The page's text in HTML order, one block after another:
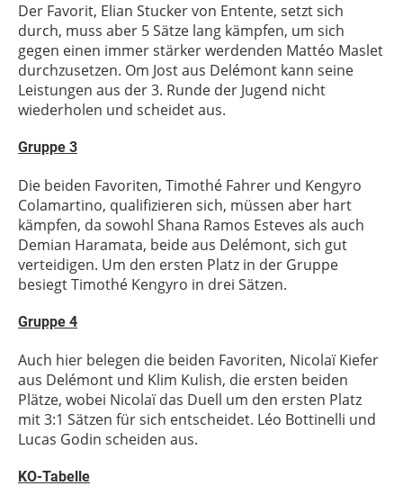
Der Favorit, Elian Stucker von Entente, setzt sich
durch, muss aber 5 Sätze lang kämpfen, um sich
gegen einen immer stärker werdenden Mattéo Maslet
durchzusetzen. Om Jost aus Delémont kann seine
Leistungen aus der 3. Runde der Jugend nicht
wiederholen und scheidet aus.
Gruppe 3
Die beiden Favoriten, Timothé Fahrer und Kengyro
Colamartino, qualifizieren sich, müssen aber hart
kämpfen, da sowohl Shana Ramos Esteves als auch
Demian Haramata, beide aus Delémont, sich gut
verteidigen. Um den ersten Platz in der Gruppe
besiegt Timothé Kengyro in drei Sätzen.
Gruppe 4
Auch hier belegen die beiden Favoriten, Nicolaï Kiefer
aus Delémont und Klim Kulish, die ersten beiden
Plätze, wobei Nicolaï das Duell um den ersten Platz
mit 3:1 Sätzen für sich entscheidet. Léo Bottinelli und
Lucas Godin scheiden aus.
KO-Tabelle